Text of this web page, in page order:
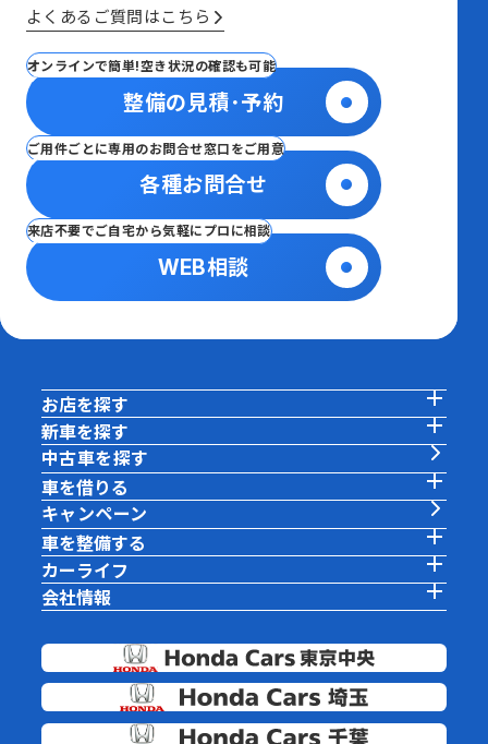
よくあるご質問はこちら
オンラインで簡単!空き状況の確認も可能
整備の見積･予約
ご用件ごとに専用のお問合せ窓口をご用意
各種お問合せ
来店不要でご自宅から気軽にプロに相談
WEB相談
お店を探す
新車を探す
中古車を探す
車を借りる
キャンペーン
車を整備する
カーライフ
会社情報